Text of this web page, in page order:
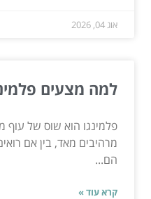
אוג 04, 2026
למה מצעים
פלמינגו הוא שוס של עוף
מרהיבים מאד, בין אם
הם...
קרא עוד »